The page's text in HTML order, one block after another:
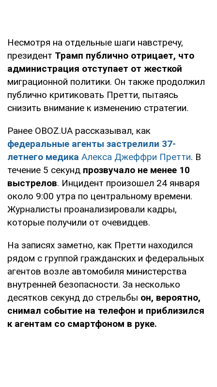
Несмотря на отдельные шаги навстречу,
президент Трамп публично отрицает, что
администрация отступает от жесткой
миграционной политики. Он также продолжил
публично критиковать Претти, пытаясь
снизить внимание к изменению стратегии.
Ранее OBOZ.UA рассказывал, как
федеральные агенты застрелили 37-
летнего медика Алекса Джеффри Претти. В
течение 5 секунд прозвучало не менее 10
выстрелов. Инцидент произошел 24 января
около 9:00 утра по центральному времени.
Журналисты проанализировали кадры,
которые получили от очевидцев.
На записях заметно, как Претти находился
рядом с группой гражданских и федеральных
агентов возле автомобиля министерства
внутренней безопасности. За несколько
десятков секунд до стрельбы он, вероятно,
снимал событие на телефон и приблизился
к агентам со смартфоном в руке.